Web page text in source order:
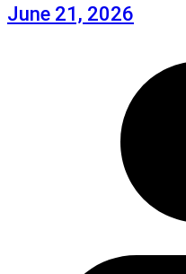
June 21, 2026